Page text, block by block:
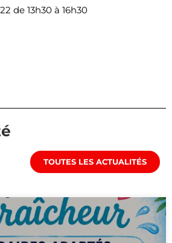
de 13h30 à 16h30
TOUTES LES ACTUALITÉS